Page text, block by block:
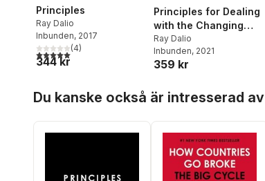
Principles
Ray Dalio
Inbunden, 2017
5,0utav 5 stjärnor. Totalt antal röster:
(4)
344 kr
Principles for Dealing
with the Changing
World Order
Ray Dalio
Inbunden, 2021
359 kr
Du kanske också är intresserad av